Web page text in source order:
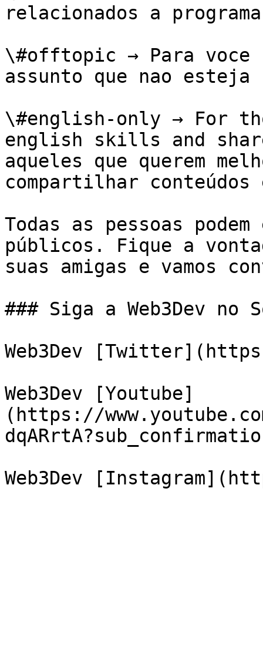
relacionados a
\#offtopic → Para voce
assunto que nao esteja
\#english-only → For
english skills and
aqueles que querem
compartilhar
Todas as pessoas
públicos. Fique a
suas amigas e vamos
### Siga a Web3Dev no
Web3Dev
Web3Dev [Youtube]
(https://